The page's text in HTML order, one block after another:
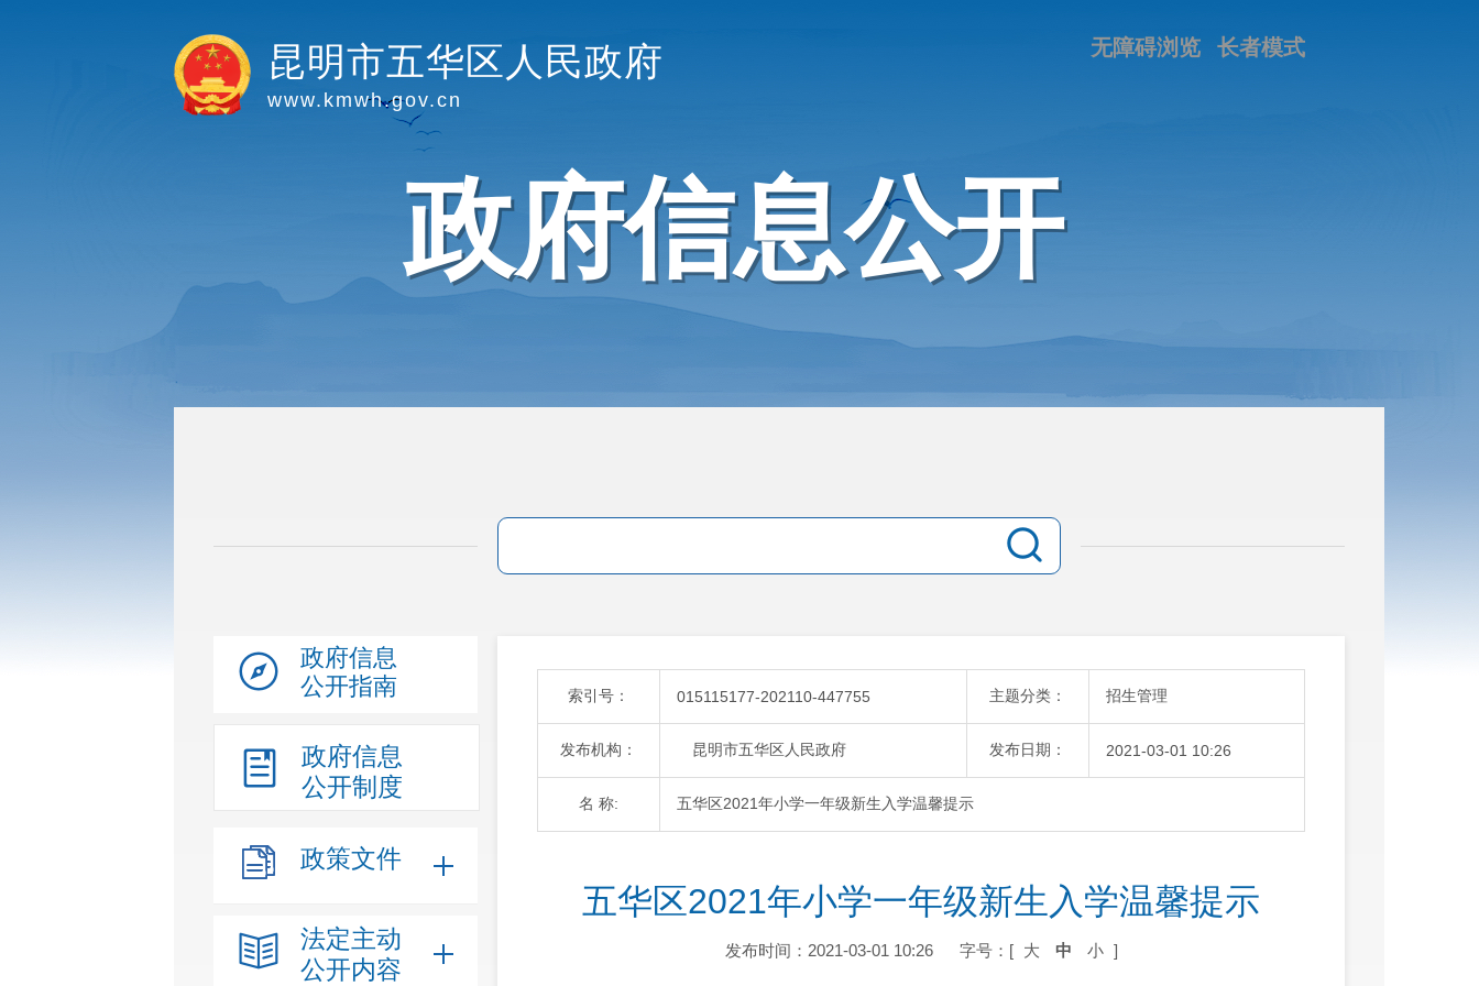
昆明市五华区人民政府
www.kmwh.gov.cn
长者模式
无障碍浏览
政府信息公开
政府信息
公开指南
政府信息
公开制度
政策文件
法定主动
公开内容
索引号： 015115177-202110-447755 主题分类： 招生管理
发布机构： 昆明市五华区人民政府 发布日期： 2021-03-01 10:26
名 称: 五华区2021年小学一年级新生入学温馨提示
五华区2021年小学一年级新生入学温馨提示
发布时间：2021-03-01 10:26 字号：[ 大 中 小 ]